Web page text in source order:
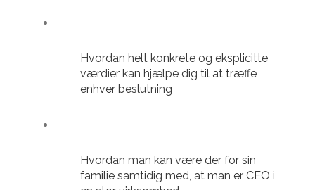
Hvordan helt konkrete og eksplicitte
værdier kan hjælpe dig til at træffe
enhver beslutning
Hvordan man kan være der for sin
familie samtidig med, at man er CEO i